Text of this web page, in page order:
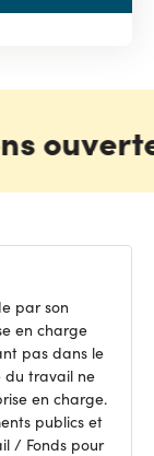
par son
en charge
pas dans le
du travail ne
en charge.
publics et
/ Fonds pour